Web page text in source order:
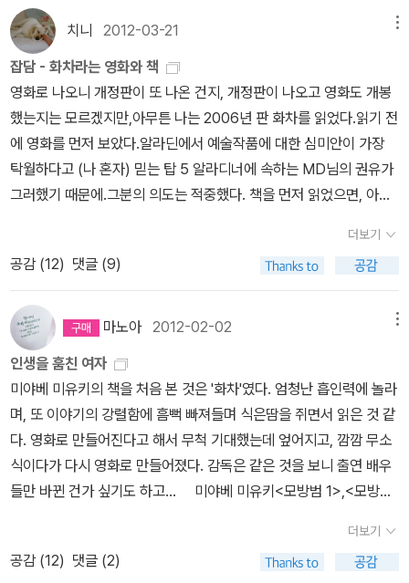
무자라는 이름으로 결박되어 두 번 다시 떠오를 수 없도록 가라앉는
겁니다. (p.137)돈도 없고, 학력도 없고, 별다른 능력도 없고, 얼굴도
그걸로 먹고살 만큼 예쁜 것도 아니고 머리도 별로였고 삼류 이하의
회사에서 잡무만 보고 있었죠. 그런 사람이 마음속에서는 텔레비전이
나 잡지나 소설에서 보고 들은 화려한 생활을 꿈꾸는 거예요. 옛날에
는 그냥 꿈만 꾸는 걸로 만족하든지, 그게 싫으면 어떻게 해서든 꿈을
이루어 보려고 노력해 보든지 했겠지요. 그래서 실제로 출세한 사람
도 있었을 것이고, 아니면 나쁜 길로 빠져든 사람도 있을 거예요. 옛날
에는 아주 간단했어요. 방법이야 어쨌든 간에 자력으로 꿈을 이루든
가 현 상태에서 포기하든가 둘 중에 하나였잖아요? (중략)그렇지만
아쉽고, 그래서 꿈이 이뤄졌다는 기분에 그냥 빠져들어 가는 거예요.
그러기 위한 방법이 지금은 여러 가지가 있잖아요? 쇼코의 경우는 그
게 우연히 쇼핑이나 여행같이 돈을 쓰는 쪽으로 간 것뿐이에요. 그런
걸 가볍게 도와주었던 게 바로 신용카드와 사채였죠. (p. 307-308)
색이 되었는데 약혼자가 직접 교코를 찾아다니는 설정이다 보니 감정
이 극단에 이르고 결말은 많이 아쉽다. 그 불쌍한 여인을 그렇게 극단
으로 몰아가야 하는 건지. 그래도 중간중간 원작 설정을 많이 살리려
고 노력한 흔적이 보인다. 난 그냥 미미 여사의 결말과도 같이 교코의
서늘하고 자그마한 그 어깨를 잡고 말을 걸고 싶다. 처음에 뭐라고 말
을 붙여야 할지 고민하면서. 오전에 <화차> 다 보고 고른
책들이다.<꽈배기의 맛>은 도서관 갈 때마다 야금야금 보다 이번에
는 빌려왔다. 아들이 요리책이냐고. 넌 요리책 보면서 이렇게 웃을 수
해 드잡이하는 엄마들 이야기인 줄 알았다. 그러나 아니다. 이 책은 남
들이 기피하는 노동을 하며 그 와중에 열렬히 연애하는 엄마들의 이
야기를 담았다. 특히 비릿한 치정 이야기가 많다. 작가분이 여자인 줄
알았는데 마지막에 '아들'이라고 나온 걸 보고 깜짝 놀랐다, 정말. 이
런 아들도 있구나. 엄마 밥, 엄마 돈,만 외치는 아들이 아닌 엄마 이야
기를 들어보려고 하는 아들이 엄마의 진짜 인생을 담았다. 어릴 때 소
래포구나 서울 근교 가든에서 보았던 꼴사나운 중년 무리( 이제 내가
그 나이가 되었네 )에게도 저마다의 사연이 있고 자신의 처지에서 맛
볼 수 있는 작은 사치나 행복을 누리고 있었던 것이다. 문자 그대로 비
루하고 초라해 보여도 그렇게 한 생을 건너가야 할 수밖에 없는 사정
이 있다. 남편은 있지만 제대로 기능하지 못하거나 부재중이다. 생계
를 위해 청소일, 마트 판매, 식당일 등 같은 고된 노동을 해야 하고 현
도 해야 버틸 힘을 내는 것이다. 하나하나 다 우울한 사연이다.그래도
치니 2012-03-21
잡담 - 화차라는 영화와 책
영화로 나오니 개정판이 또 나온 건지, 개정판이 나오고 영화도 개봉
했는지는 모르겠지만,아무튼 나는 2006년 판 화차를 읽었다.읽기 전
에 영화를 먼저 보았다.알라딘에서 예술작품에 대한 심미안이 가장
탁월하다고 (나 혼자) 믿는 탑 5 알라디너에 속하는 MD님의 권유가
그러했기 때문에.그분의 의도는 적중했다. 책을 먼저 읽었으면, 아마
을 듯한데, 그 반대의 순서로 감상하고나니, 거꾸로 그 압축성이 꽤 괜
찮았구나 싶고 책은 조금 더 깊게 소화했다는 느낌이 든다.다음은 책
과 영화가 다른 부분에 대한 간단 비교 감상.우선 러브라인이 상세한
영화에 비해 책은 소재 정도로만 쓰이는 건조한 구성을 일관되게 유
지하는데, 이 점은 개인적으로 책이 더 마음에 든다. 사랑이란 것에 목
숨 거는 남자가 적어진 현대 사회 어쩌구라서 그런 게 아니라, 살인자
인 주인공에게 영화에서처럼 사랑이 강조되면 이야기가 아무래도 산
으로 갈 것 같아서. 그 점에서 변영주 감독의 가장 큰 고민은, 자신이
새로 만들다시피 한 이선균 캐릭터가 아니었을까 하는 추측이 든다.
그러나 러브라인이라는 구체적인 상업성을 지우고, 경선의 인간관계
만 놓고 보자면 책보다 영화가 더 경선이라는 인간의 심리에 밀접하
게 가닿는 것 같다. 아버지를 사랑했겠지만 증오하게 된 경선, 가족이
라는 게 울타리가 아니라 굴레만으로 느껴지는 경선, 처음으로 사랑
더보기
공감 (12) 댓글 (9)
마노아2012-02-02
인생을 훔친 여자
미야베 미유키의 책을 처음 본 것은 '화차'였다. 엄청난 흡인력에 놀라
며, 또 이야기의 강렬함에 흠뻑 빠져들며 식은땀을 쥐면서 읽은 것 같
다. 영화로 만들어진다고 해서 무척 기대했는데 엎어지고, 깜깜 무소
식이다가 다시 영화로 만들어졌다. 감독은 같은 것을 보니 출연 배우
들만 바뀐 건가 싶기도 하고... 미야베 미유키<모방범 1>,<모방범
기능은 처음 써 봐!!) 조성하를 좋아하지만 캐릭터가 어울릴까 잘 연
상이 안 되었는데, 예고편을 보면 또 제법 괜찮을 것 같기도 하다. 이
더보기
공감 (12) 댓글 (2)